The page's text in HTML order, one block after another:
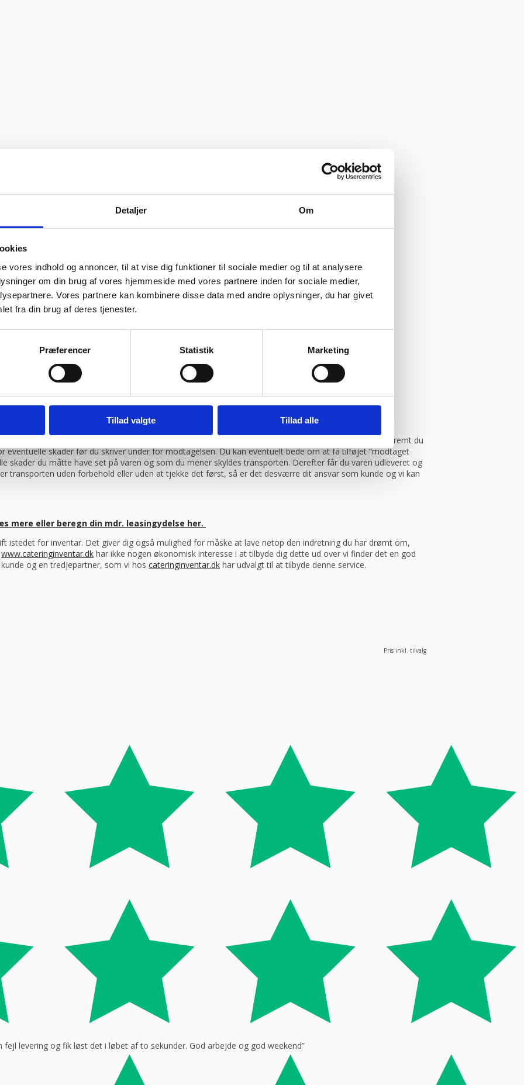
Detaljer Om
vores indhold og annoncer, til at vise dig funktioner til sociale medier og til at analysere
om din brug af vores hjemmeside med vores partnere inden for sociale medier,
Vores partnere kan kombinere disse data med andre oplysninger, du har givet
fra din brug af deres tjenester.
Præferencer Statistik Marketing
Tillad valgte Tillad alle
– 13.30
efter din bestilling, såfremt du har bestilt inden klokken 13.30.
varen selv på vores lager i Ikast eller du kan få varen sendt med Danske fragtmænd eller GLS. Såfremt du
eventuelle skader før du skriver under for modtagelsen. Du kan eventuelt bede om at få tilføjet “modtaget
skader du måtte have set på varen og som du mener skyldes transporten. Derefter får du varen udleveret og
transporten uden forbehold eller uden at tjekke det først, så er det desværre dit ansvar som kunde og vi kan
mere eller beregn din mdr. leasingydelse her.
istedet for inventar. Det giver dig også mulighed for måske at lave netop den indretning du har drømt om,
www.cateringinventar.dk har ikke nogen økonomisk interesse i at tilbyde dig dette ud over vi finder det en god
og en tredjepartner, som vi hos cateringinventar.dk har udvalgt til at tilbyde denne service.
Pris inkl. tilvalg
levering og fik løst det i løbet af to sekunder. God arbejde og god weekend”